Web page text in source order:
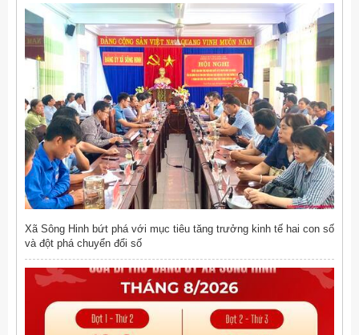
Xã Sông Hinh bứt phá với mục tiêu tăng trưởng kinh tế hai con số
và đột phá chuyển đổi số